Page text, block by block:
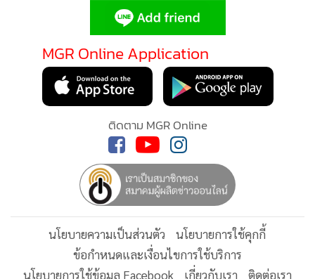
การเตรียมสอบ IELTS ให้ได้คะแนนตามเป้า จำเป็นต้องทำความ
เข้าใจและวางแผนฝึกอย่างถูกวิธี เทคนิคเตรียมสอบ IELTS ที่
ช่วยเพิ่มโอกาสทำคะแนนมีดังนี้
● ทำความเข้าใจรูปแบบข้อสอบก่อนเริ่มฝึกเพื่อช่วยวางแผนการ
ทำข้อสอบจริง
และจด Keyword สำคัญ
● เพิ่มคลังคำศัพท์และฝึกใช้งานจริง
● ฝึก Writing ตามโครงสร้างคะแนน เรียนรู้วิธีแบ่งย่อหน้า การ
เรียบเรียงความคิด และการใช้ภาษาให้เหมาะสม
● ฝึก Speaking ให้เป็นธรรมชาติ
● ทำ Mock Test ก่อนสอบจริงเพื่อประเมินระดับคะแนนและรู้
จุดที่ควรปรับปรุง
MGR Online Application
ติดตาม MGR Online
นโยบายความเป็นส่วนตัว
นโยบายการใช้คุกกี้
ข้อกำหนดและเงื่อนไขการใช้บริการ
นโยบายการใช้ข้อมูล Facebook
เกี่ยวกับเรา
© 2014-2026 mgronline.com. All rights reserved.